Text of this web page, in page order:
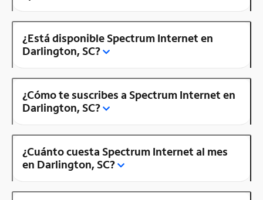
¿Está disponible Spectrum Internet en
Darlington, SC?
¿Cómo te suscribes a Spectrum Internet en
Darlington, SC?
¿Cuánto cuesta Spectrum Internet al mes
en Darlington, SC?